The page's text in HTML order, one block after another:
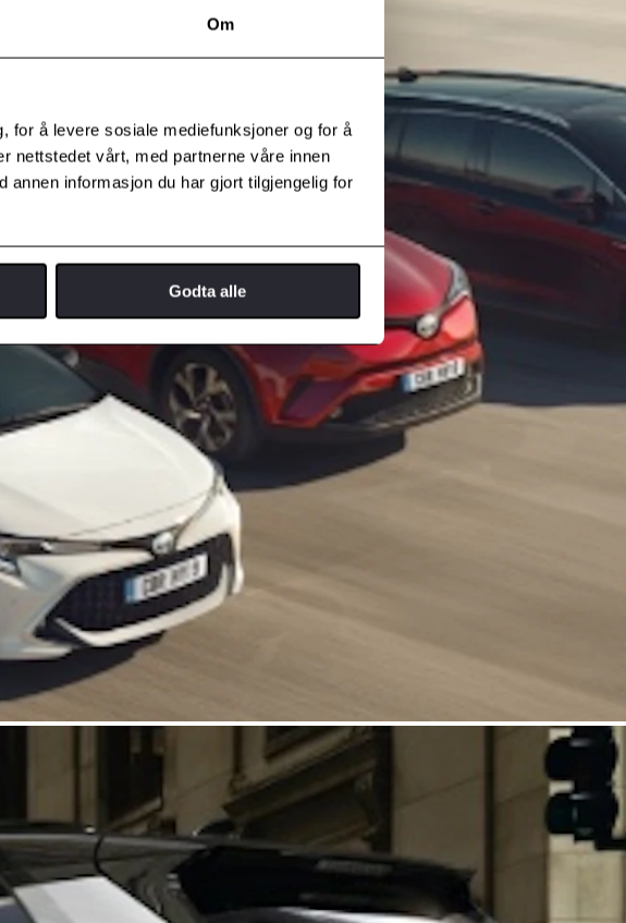
Om
for å levere sosiale mediefunksjoner og for å
nettstedet vårt, med partnerne våre innen
annen informasjon du har gjort tilgjengelig for
Godta alle